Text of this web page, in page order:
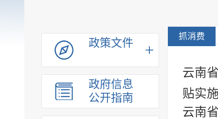
政策文件
政府信息
公开指南
抓消费
云南
贴实
云南